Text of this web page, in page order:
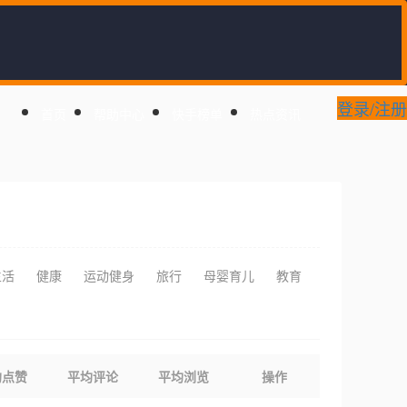
登录/注册
健康 运动健身 旅行 母婴育儿 教育
赞 平均评论 平均浏览 操作